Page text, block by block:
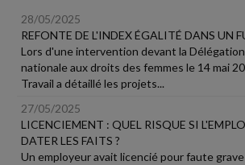
28/05/2025
REFONTE DE L'INDEX ÉGALITÉ DANS UN
Lors d'une intervention devant la
nationale aux droits des femmes le 14 mai
Travail a détaillé les projets...
27/05/2025
LICENCIEMENT : QUEL RISQUE SI
DATER LES FAITS ?
Un employeur avait licencié pour faute